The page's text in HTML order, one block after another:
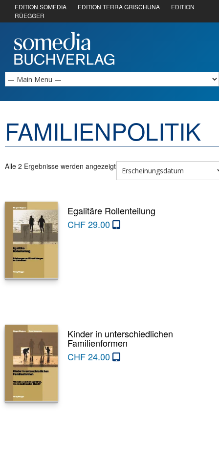
EDITION SOMEDIA EDITION TERRA GRISCHUNA
EDITION
RÜEGGER
FAMILIENPOLITIK
Alle 2 Ergebnisse werden angezeigt
Egalitäre Rollenteilung
CHF29.00
Kinder in unterschiedlichen
Familienformen
CHF24.00